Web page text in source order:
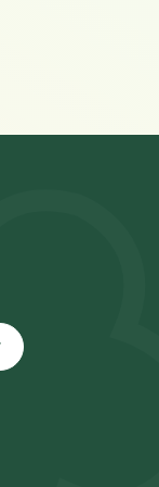
un nouvel
un nouvel